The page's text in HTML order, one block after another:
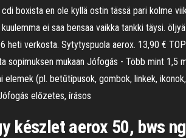
boxista en ole kyllä ostin tässä pari kolme
ei saa bensaa vaikka tankki täysi.
verkosta. Sytytyspuola aerox. 13,90 €
mukaan Jófogás - Több mint
(pl. betűtípusok, gombok, linkek,
előzetes, írásos
készlet aerox 50, bws